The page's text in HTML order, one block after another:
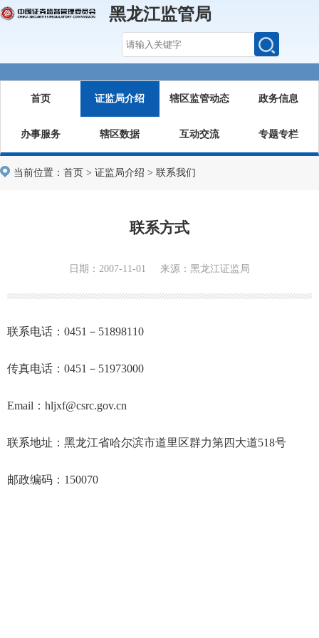
黑龙江监管局
首页 证监局介绍 辖区监管动态 政务信息
办事服务 辖区数据 互动交流 专题专栏
当前位置： 首页 > 证监局介绍 > 联系我们
联系方式
日期：2007-11-01 来源：黑龙江证监局
联系电话：0451－51898110
传真电话：0451－51973000
Email： hljxf@csrc.gov.cn
联系地址：黑龙江省哈尔滨市道里区群力第四大道518号
邮政编码：150070